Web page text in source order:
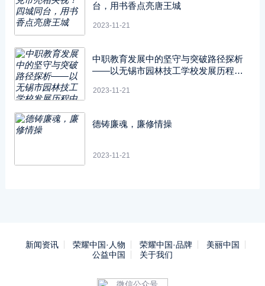
台，用书香点亮唐王城
2023-11-21
中职教育发展中的坚守与突破路径探析
——以无锡市园林技工学校发展历程中
2023-11-21
德铸廉魂，廉修情操
2023-11-21
新闻资讯 荣耀中国·人物 荣耀中国·品牌
美丽中国
公益中国
关于我们